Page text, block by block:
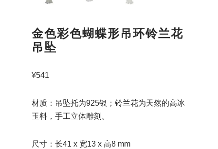
金色彩色蝴蝶形吊环铃兰花
吊坠
¥541
材质：吊坠托为925银；铃兰花为天然的高冰
玉料，手工立体雕刻。
尺寸：长41 x 宽13 x 高8 mm